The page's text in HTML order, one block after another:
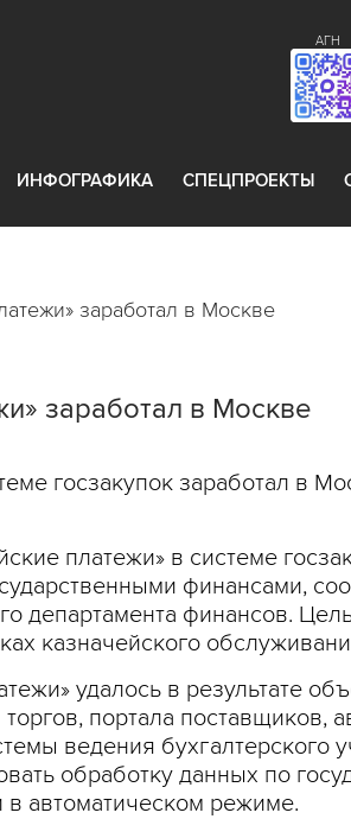
АГН
ИНФОГРАФИКА СПЕЦПРОЕКТЫ
заработал в Москве
заработал в Москве
госзакупок заработал в
платежи» в системе
финансами,
департамента финансов.
казначейского
удалось в результате
портала поставщиков,
ведения бухгалтерского
обработку данных по
автоматическом режиме.